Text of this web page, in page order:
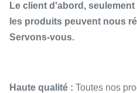
Le client d'abord,
les produits peuvent nous
Servons-vous.
Haute qualité : Toutes nos